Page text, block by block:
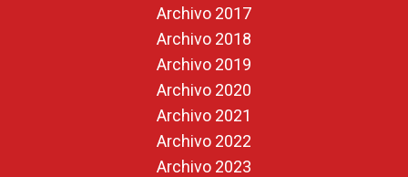
Archivo 2017
Archivo 2018
Archivo 2019
Archivo 2020
Archivo 2021
Archivo 2022
Archivo 2023